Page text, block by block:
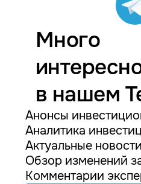
Много
в нашем
Анонсы
Аналитика
Актуальные
Обзор изменений
Комментарии